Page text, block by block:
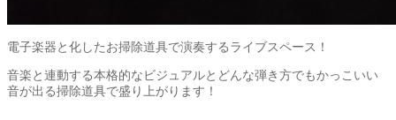
電子楽器と化したお掃除道具で演奏するライブスペース！
音楽と連動する本格的なビジュアルとどんな弾き方でもかっこいい
音が出る掃除道具で盛り上がります！